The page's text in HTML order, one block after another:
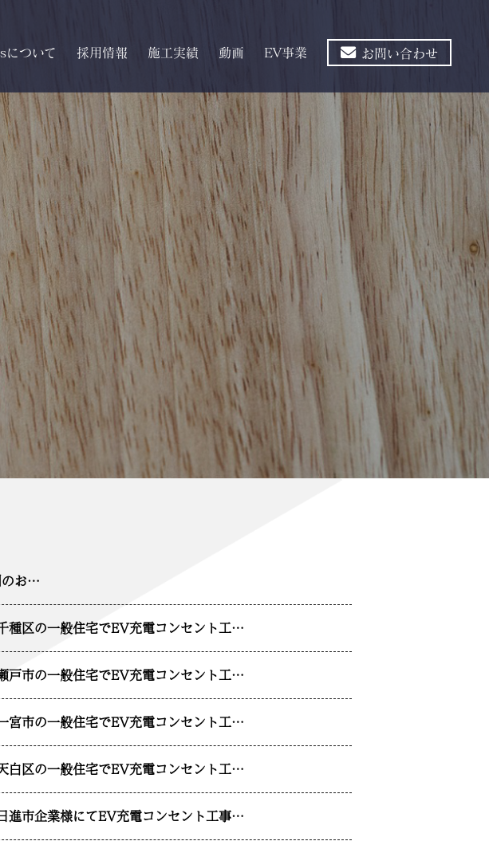
について 採用情報 施工実績 動画 EV事業 お問い合わせ
のお…
種区の一般住宅でEV充電コンセント工…
戸市の一般住宅でEV充電コンセント工…
宮市の一般住宅でEV充電コンセント工…
白区の一般住宅でEV充電コンセント工…
進市企業様にてEV充電コンセント工事…